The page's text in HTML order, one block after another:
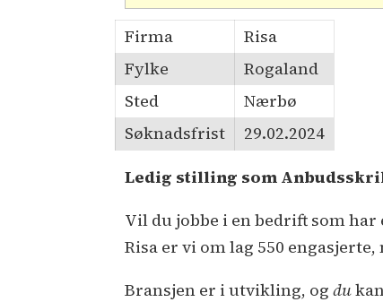
Firma
Risa
Fylke
Rogaland
Sted
Nærbø
Søknadsfrist
29.02.2024
Ledig stilling som
Vil du jobbe i en bedrift som
Risa er vi om lag 550
Bransjen er i utvikling, ogdu